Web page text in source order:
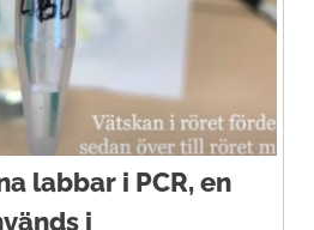
labbar i PCR, en
i